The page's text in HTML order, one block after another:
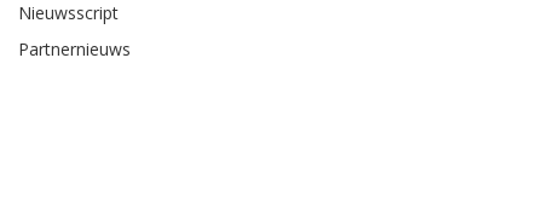
Nieuwsscript
Partnernieuws